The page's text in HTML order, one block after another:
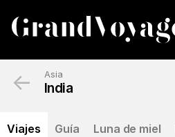
Asia
India
Viajes Guía Luna de miel
←